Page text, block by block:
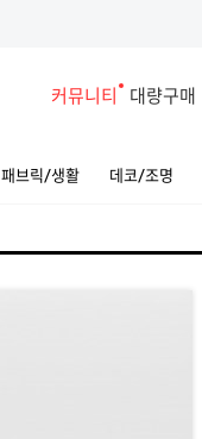
커뮤니티 대량구매
패브릭/생활 데코/조명